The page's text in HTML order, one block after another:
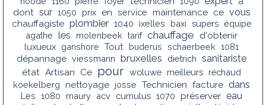
dont sur 1050 prix en service maintenance ce vous
chauffagiste plombier 1040 ixelles baxi supers équipe
agathe les molenbeek tarif chauffage d'obtenir
luxueux ganshore Tout buderus schaerbeek 1081
dépannage viessmann bruxelles dietrich sanitariste
état Artisan Ce pour woluwe meilleurs réchaud
koekelberg nettoyage josse Technicien facture dans
Les 1080 maury acv cumulus 1070 préserver eau